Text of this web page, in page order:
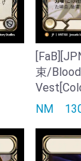
束/
NM